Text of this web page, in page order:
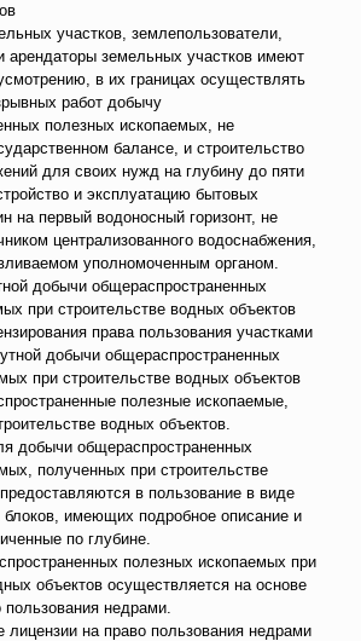
участков, землепользователи,
арендаторы земельных участков имеют
в их границах осуществлять
работ добычу
полезных ископаемых, не
балансе, и строительство
для своих нужд на глубину до пяти
и эксплуатацию бытовых
на первый водоносный горизонт, не
централизованного водоснабжения,
уполномоченным органом.
добычи общераспространенных
при строительстве водных объектов
права пользования участками
добычи общераспространенных
при строительстве водных объектов
полезные ископаемые,
водных объектов.
добычи общераспространенных
полученных при строительстве
в пользование в виде
блоков, имеющих подробное описание и
по глубине.
полезных ископаемых при
объектов осуществляется на основе
пользования недрами.
лицензии на право пользования недрами